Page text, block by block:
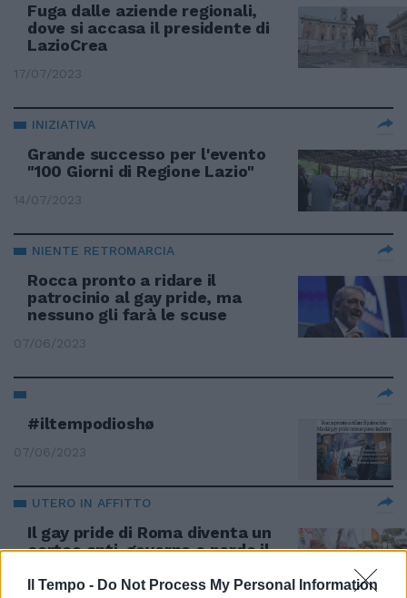
Il Tempo - Do Not Process My Personal Information
Fuga dalle aziende regionali,
dove si accasa il presidente di
LazioCrea
17/07/2023
INIZIATIVA
Grande successo per l'evento
"100 Giorni di Regione Lazio"
14/07/2023
NIENTE RETROMARCIA
Rocca pronto a ridare il
patrocinio al gay pride, ma
nessuno gli farà le scuse
07/06/2023
#iltempodioshø
07/06/2023
UTERO IN AFFITTO
Il gay pride di Roma diventa un
corteo anti-governo e perde il